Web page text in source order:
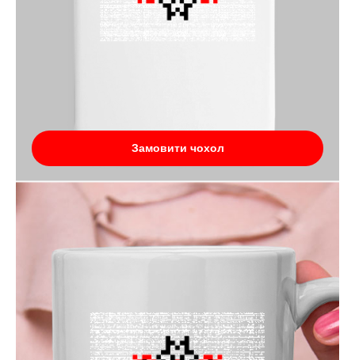
Замовити чохол